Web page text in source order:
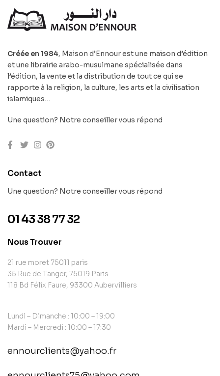
Créée en 1984, Maison d’Ennour est une maison d’édition
et une librairie arabo-musulmane spécialisée dans
l’édition, la vente et la distribution de tout ce qui se
rapporte à la religion, la culture, les arts et la civilisation
islamiques…
Une question? Notre conseiller vous répond
Contact
Une question? Notre conseiller vous répond
01 43 38 77 32
Nous Trouver
21 rue moret 75011 paris
35 Rue de Tanger, 75019 Paris
118 Bd Félix Faure, 93300 Aubervilliers
Lundi – Dimanche : 10:00 – 19:00
Mardi – Mercredi : 10:00 – 17:30
ennourclients@yahoo.fr